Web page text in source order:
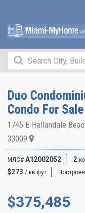
Duo
Condo For Sale
1745 E Hallandale
33009
МЛС# A12002052 2
$273 / кв.фут
$375,485